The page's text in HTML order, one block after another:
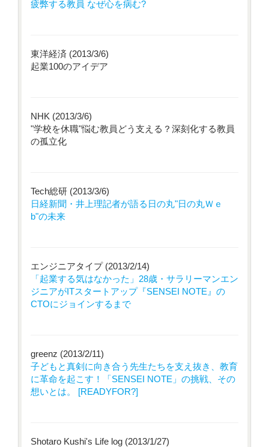
疲弊する教員 なぜ心を病む?
東洋経済 (2013/3/6)
起業100のアイデア
NHK (2013/3/6)
"学校を休職"悩む教員どう支える？深刻化する教員
の孤立化
Tech総研 (2013/3/6)
日経新聞・井上理記者が語る日の丸"日の丸Ｗｅ
b"の未来
エンジニアタイプ (2013/2/14)
「起業する気はなかった」28歳・サラリーマンエン
ジニアがITスタートアップ『SENSEI NOTE』の
CTOにジョインするまで
greenz (2013/2/11)
子どもと真剣に向き合う先生たちを支え抜き、教育
に革命を起こす！「SENSEI NOTE」の挑戦、その
想いとは。 [READYFOR?]
Shotaro Kushi's Life log (2013/1/27)